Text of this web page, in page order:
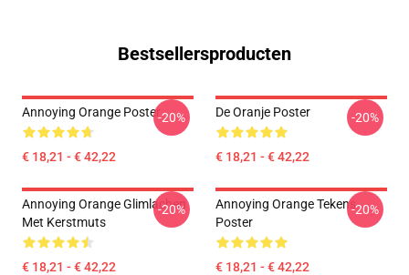
Bestsellersproducten
Annoying Orange Poster
€ 18,21 - € 42,22
-20% De Oranje Poster
€ 18,21 - € 42,22
-20%
Annoying Orange Glimlachen
Met Kerstmuts
€ 18,21 - € 42,22
-20%
Annoying Orange Tekens
Poster
€ 18,21 - € 42,22
-20%